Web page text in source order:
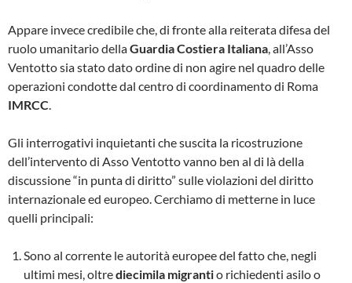
Appare invece credibile che, di fronte alla reiterata difesa del
ruolo umanitario dellaGuardia Costiera Italiana , all’Asso
Ventotto sia stato dato ordine di non agire nel quadro delle
operazioni condotte dal centro di coordinamento di Roma
IMRCC
Gli interrogativi inquietanti che suscita la ricostruzione
dell’intervento di Asso Ventotto vanno ben al di là della
discussione “in punta di diritto” sulle violazioni del diritto
internazionale ed europeo. Cerchiamo di metterne in luce
quelli principali:
Sono al corrente le autorità europee del fatto che, negli
ultimi mesi, oltrediecimila migrantio richiedenti asilo o